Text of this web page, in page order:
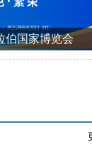
国家博览会